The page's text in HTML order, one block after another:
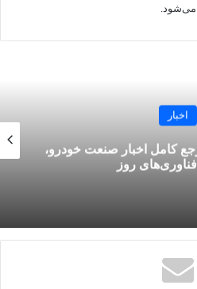
می‌شود.
اخبار
کامل اخبار صنعت خودرو،
روز